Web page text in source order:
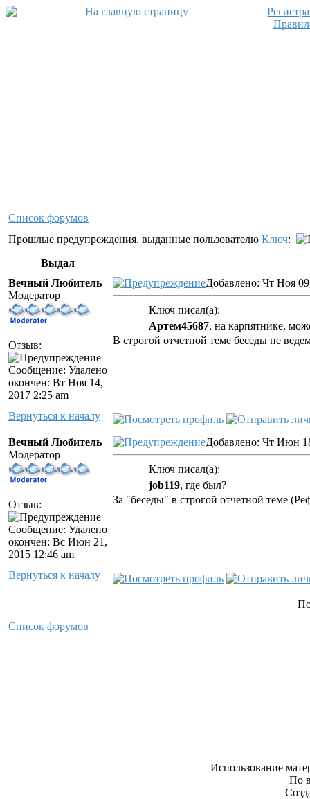
Список форумов
Прошлые предупреждения, выданные пользователю Ключ:
Выдал
Вечный Любитель
Модератор
Отзыв:
Сообщение: Удалено
окончен: Вт Ноя 14,
2017 2:25 am
Добавлено: Чт Ноя
Ключ писал(а):
Артем45687, на карпятнике,
В строгой отчетной теме беседы не
Вернуться к началу
Вечный Любитель
Модератор
Отзыв:
Сообщение: Удалено
окончен: Вс Июн 21,
2015 12:46 am
Добавлено: Чт Июн
Ключ писал(а):
job119, где был?
За "беседы" в строгой отчетной теме
Вернуться к началу
Список форумов
Использование
По